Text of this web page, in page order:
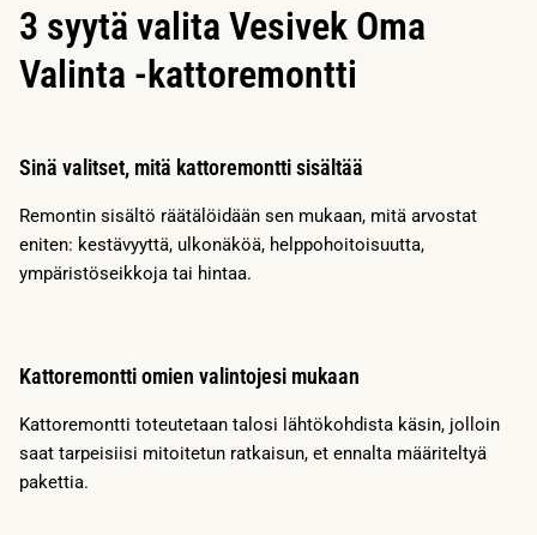
3 syytä valita Vesivek Oma
Valinta -kattoremontti
Sinä valitset, mitä kattoremontti sisältää
Remontin sisältö räätälöidään sen mukaan, mitä arvostat
eniten: kestävyyttä, ulkonäköä, helppohoitoisuutta,
ympäristöseikkoja tai hintaa.
Kattoremontti omien valintojesi mukaan
Kattoremontti toteutetaan talosi lähtökohdista käsin, jolloin
saat tarpeisiisi mitoitetun ratkaisun, et ennalta määriteltyä
pakettia.